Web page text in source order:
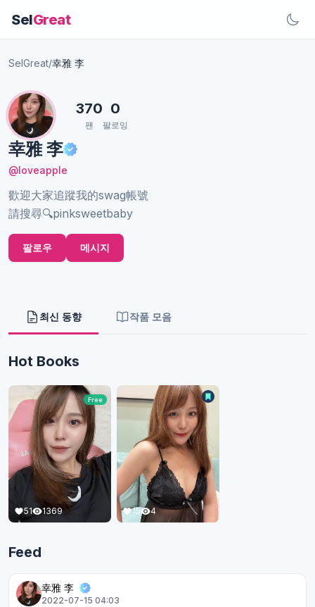
SelGreat
SelGreat/幸雅 李
幸雅 李
@loveapple
歡迎大家追蹤我的swag帳號
請搜尋🔍pinksweetbaby
370
팬
0
팔로잉
팔로우 메시지
최신 동향 작품 모음
Hot Books
51 1369
Free
15 4
Feed
幸雅 李
2022-07-15 04:03